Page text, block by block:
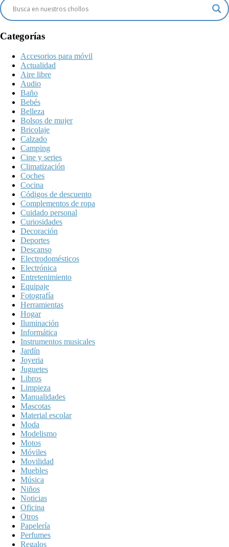
Categorías
Accesorios para móvil
Actualidad
Aire libre
Audio
Baño
Bebés
Belleza
Bolsos de mujer
Bricolaje
Calzado
Camping
Cine y series
Climatización
Coches
Cocina
Códigos de descuento
Complementos de ropa
Cuidado personal
Curiosidades
Decoración
Deportes
Descanso
Electrodomésticos
Electrónica
Entretenimiento
Equipaje
Fotografía
Herramientas
Hogar
Iluminación
Informática
Instrumentos musicales
Jardín
Joyeria
Juguetes
Libros
Limpieza
Manualidades
Mascotas
Material escolar
Moda
Modelismo
Motos
Móviles
Movilidad
Muebles
Música
Niños
Noticias
Oficina
Otros
Papelería
Perfumes
Regalos